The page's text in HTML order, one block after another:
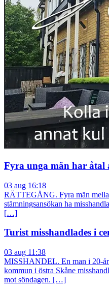
Fyra unga män har åtal
03 aug 16:18
RÄTTEGÅNG. Fyra män
stämningsansökan ha
[…]
Turist misshandlades i
03 aug 11:38
MISSHANDEL. En man i 20-
kommun i östra Skåne
mot söndagen. […]